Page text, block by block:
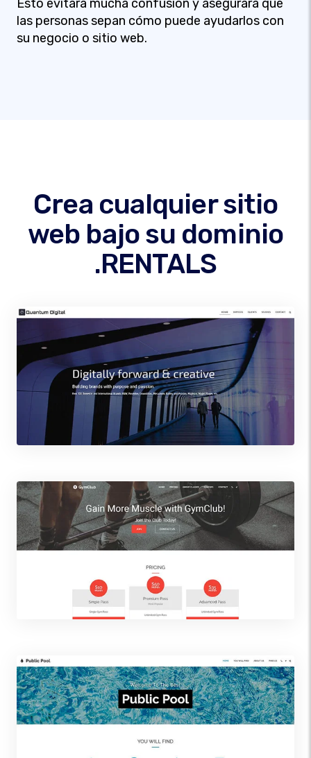
Esto evitará mucha confusión y asegurará que
las personas sepan cómo puede ayudarlos con
su negocio o sitio web.
Crea cualquier sitio
web bajo su dominio
.RENTALS